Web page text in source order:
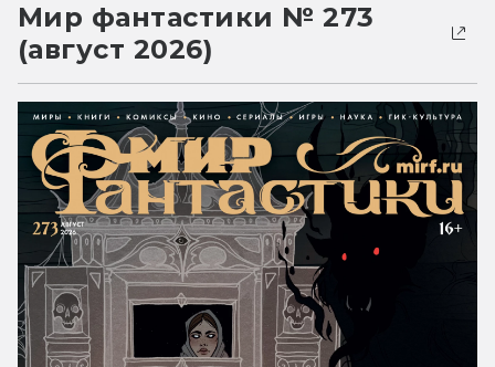
Мир фантастики № 273
(август 2026)